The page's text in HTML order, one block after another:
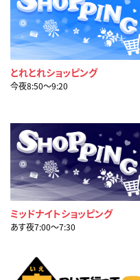
とれとれショッピング
今夜8:50〜9:20
ミッドナイトショッピング
あす夜7:00〜7:30